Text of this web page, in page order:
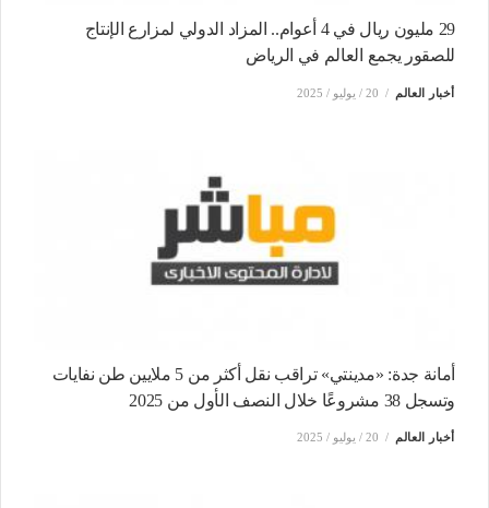
29 مليون ريال في 4 أعوام.. المزاد الدولي لمزارع الإنتاج
للصقور يجمع العالم في الرياض
أخبار العالم 20 / يوليو / 2025
أمانة جدة: «مدينتي» تراقب نقل أكثر من 5 ملايين طن نفايات
وتسجل 38 مشروعًا خلال النصف الأول من 2025
أخبار العالم 20 / يوليو / 2025